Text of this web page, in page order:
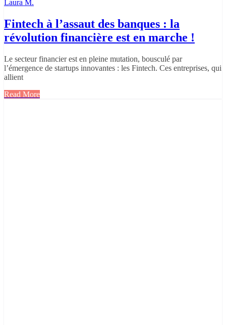
Laura M.
Fintech à l’assaut des banques : la
révolution financière est en marche !
Le secteur financier est en pleine mutation, bousculé par
l’émergence de startups innovantes : les Fintech. Ces entreprises, qui
allient
Read More